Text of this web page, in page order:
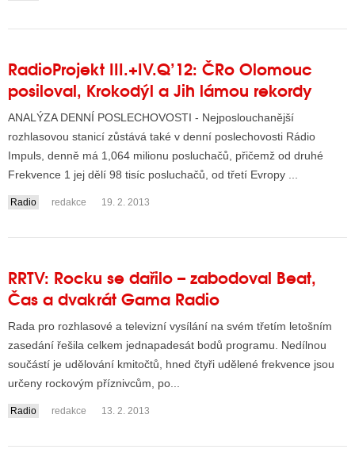
RadioProjekt III.+IV.Q’12: ČRo Olomouc
posiloval, Krokodýl a Jih lámou rekordy
ANALÝZA DENNÍ POSLECHOVOSTI - Nejposlouchanější
rozhlasovou stanicí zůstává také v denní poslechovosti Rádio
Impuls, denně má 1,064 milionu posluchačů, přičemž od druhé
Frekvence 1 jej dělí 98 tisíc posluchačů, od třetí Evropy ...
Radio redakce 19. 2. 2013
RRTV: Rocku se dařilo – zabodoval Beat,
Čas a dvakrát Gama Radio
Rada pro rozhlasové a televizní vysílání na svém třetím letošním
zasedání řešila celkem jednapadesát bodů programu. Nedílnou
součástí je udělování kmitočtů, hned čtyři udělené frekvence jsou
určeny rockovým příznivcům, po...
Radio redakce 13. 2. 2013